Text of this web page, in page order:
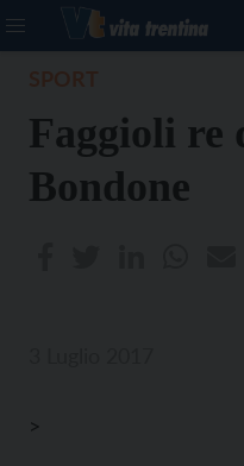
Faggioli re
Bondone
>